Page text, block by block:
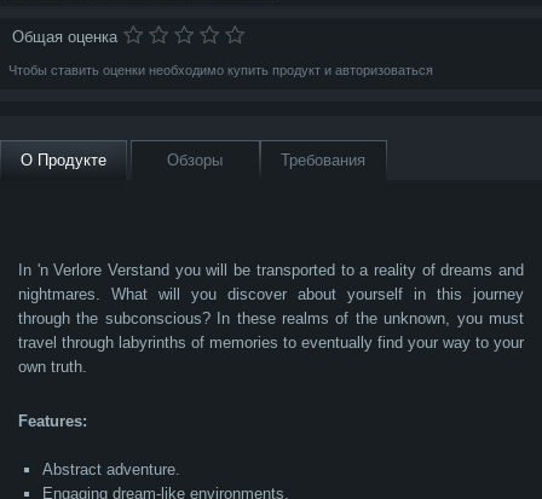
Приключение
Настольные игры, карты и казино
Platformers
Симуляция
Стратегия
Шутер
Спорт
Audio & Video
Общая оценка
Чтобы ставить оценки необходимо купить продукт и авторизоваться
О Продукте Обзоры Требования
In 'n Verlore Verstand you will be transported to a reality of dreams and
nightmares. What will you discover about yourself in this journey
through the subconscious? In these realms of the unknown, you must
travel through labyrinths of memories to eventually find your way to your
own truth.
Features:
Abstract adventure.
Engaging dream-like environments.